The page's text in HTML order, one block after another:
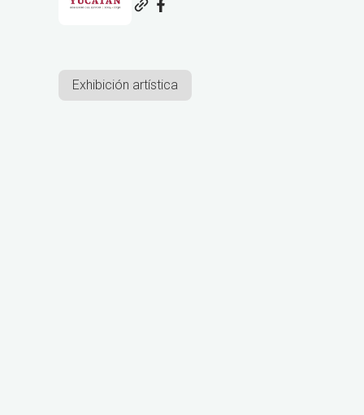
Exhibición artística